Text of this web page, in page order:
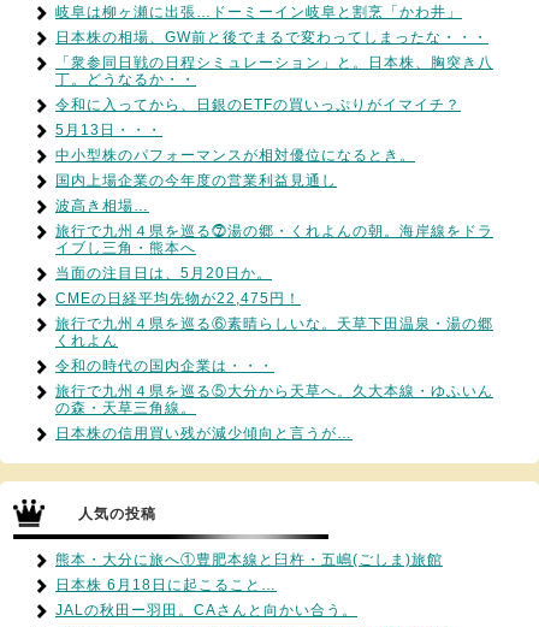
岐阜は柳ヶ瀬に出張…ドーミーイン岐阜と割烹「かわ井」
日本株の相場、GW前と後でまるで変わってしまったな・・・
「衆参同日戦の日程シミュレーション」と。日本株、胸突き八
丁。どうなるか・・
令和に入ってから、日銀のETFの買いっぷりがイマイチ？
5月13日・・・
中小型株のパフォーマンスが相対優位になるとき。
国内上場企業の今年度の営業利益見通し
波高き相場…
旅行で九州４県を巡る⓻湯の郷・くれよんの朝。海岸線をドラ
イブし三角・熊本へ
当面の注目日は、5月20日か。
CMEの日経平均先物が22,475円！
旅行で九州４県を巡る⑥素晴らしいな。天草下田温泉・湯の郷
くれよん
令和の時代の国内企業は・・・
旅行で九州４県を巡る⑤大分から天草へ。久大本線・ゆふいん
の森・天草三角線。
日本株の信用買い残が減少傾向と言うが…
人気の投稿
熊本・大分に旅へ①豊肥本線と臼杵・五嶋(ごしま)旅館
日本株 6月18日に起こること…
JALの秋田ー羽田。CAさんと向かい合う。